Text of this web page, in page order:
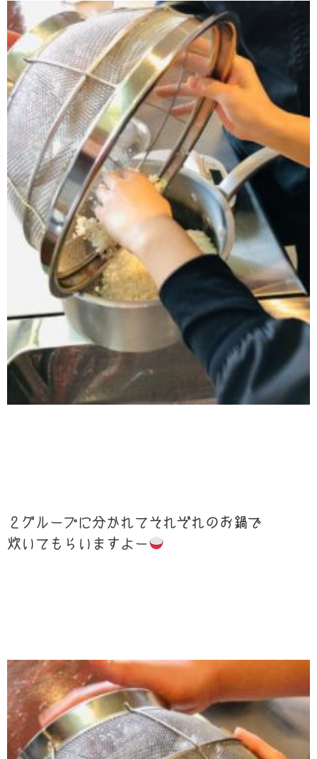
２グループに分かれてそれぞれのお鍋で
炊いてもらいますよー